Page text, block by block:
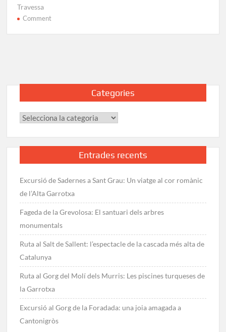
Travessa
Commenton
i
Categories
Categories
Entrades recents
Excursió de Sadernes a Sant Grau: Un viatge al cor romànic
de l’Alta Garrotxa
Fageda de la Grevolosa: El santuari dels arbres
monumentals
Ruta al Salt de Sallent: l’espectacle de la cascada més alta de
Catalunya
Ruta al Gorg del Molí dels Murris: Les piscines turqueses de
la Garrotxa
Excursió al Gorg de la Foradada: una joia amagada a
Cantonigròs